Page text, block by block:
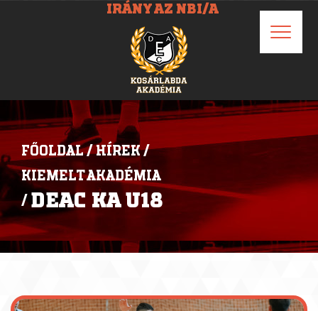
IRÁNY AZ NBI/A
FŐOLDAL / HÍREK /
KIEMELT AKADÉMIA
/ DEAC KA U18